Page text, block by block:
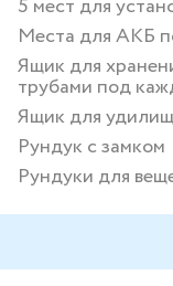
5 мест для
Места для АКБ
Ящик для
трубами под
Ящик для
Рундук с замком
Рундуки для